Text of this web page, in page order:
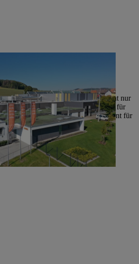
eines der modernsten Magnesium-
Das STIHL Werk 4 produziert nicht nur
Magnesium-Druckgussteile für
sondern ist auch Lieferant für
, Motorrad-, Fahrrad- und
die Medizintechnik.
Magnesium-Druckguss